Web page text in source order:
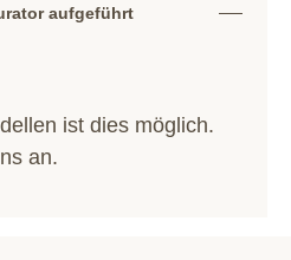
aufgeführt
ist dies möglich.
an.